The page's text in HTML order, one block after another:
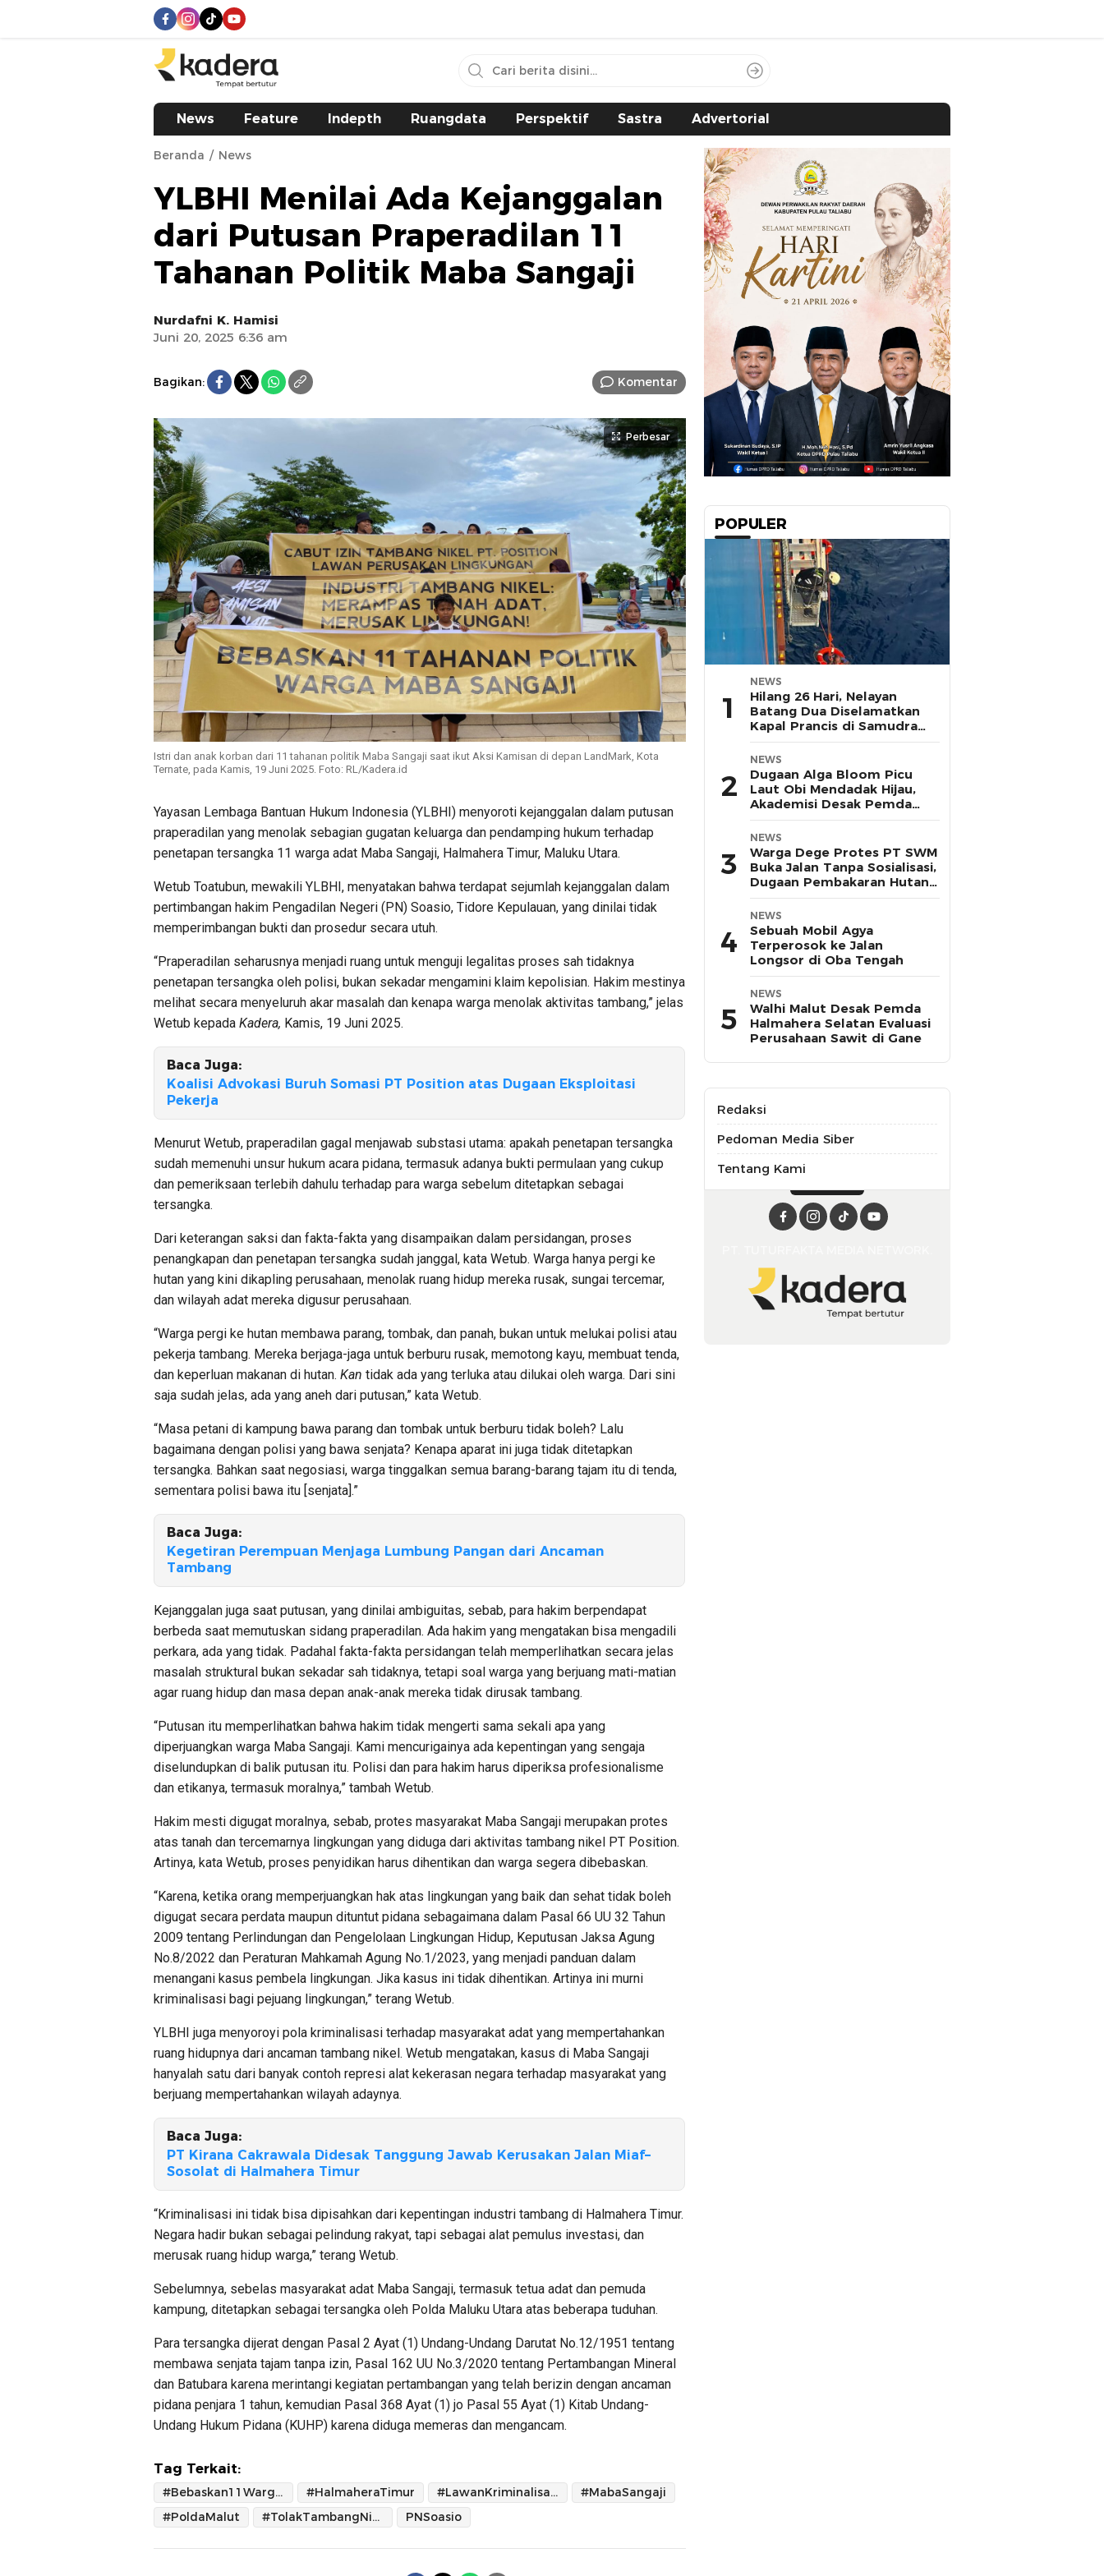
kadera.id
Tempat bertutur
News Feature Indepth Ruangdata Perspektif Sastra Advertorial
Beranda News
YLBHI Menilai Ada Kejanggalan
dari Putusan Praperadilan 11
Tahanan Politik Maba Sangaji
Nurdafni K. Hamisi
Juni 20, 2025 6:36 am
Bagikan: Komentar
Perbesar
Istri dan anak korban dari 11 tahanan politik Maba Sangaji saat ikut Aksi Kamisan di depan LandMark, Kota
Ternate, pada Kamis, 19 Juni 2025. Foto: RL/Kadera.id
Yayasan Lembaga Bantuan Hukum Indonesia (YLBHI) menyoroti kejanggalan dalam putusan
praperadilan yang menolak sebagian gugatan keluarga dan pendamping hukum terhadap
penetapan tersangka 11 warga adat Maba Sangaji, Halmahera Timur, Maluku Utara.
Wetub Toatubun, mewakili YLBHI, menyatakan bahwa terdapat sejumlah kejanggalan dalam
pertimbangan hakim Pengadilan Negeri (PN) Soasio, Tidore Kepulauan, yang dinilai tidak
memperimbangan bukti dan prosedur secara utuh.
“Praperadilan seharusnya menjadi ruang untuk menguji legalitas proses sah tidaknya
penetapan tersangka oleh polisi, bukan sekadar mengamini klaim kepolisian. Hakim mestinya
melihat secara menyeluruh akar masalah dan kenapa warga menolak aktivitas tambang,” jelas
Wetub kepada Kadera, Kamis, 19 Juni 2025.
Baca Juga:
Koalisi Advokasi Buruh Somasi PT Position atas Dugaan Eksploitasi
Pekerja
Menurut Wetub, praperadilan gagal menjawab substasi utama: apakah penetapan tersangka
sudah memenuhi unsur hukum acara pidana, termasuk adanya bukti permulaan yang cukup
dan pemeriksaan terlebih dahulu terhadap para warga sebelum ditetapkan sebagai
tersangka.
Dari keterangan saksi dan fakta-fakta yang disampaikan dalam persidangan, proses
penangkapan dan penetapan tersangka sudah janggal, kata Wetub. Warga hanya pergi ke
hutan yang kini dikapling perusahaan, menolak ruang hidup mereka rusak, sungai tercemar,
dan wilayah adat mereka digusur perusahaan.
“Warga pergi ke hutan membawa parang, tombak, dan panah, bukan untuk melukai polisi atau
pekerja tambang. Mereka berjaga-jaga untuk berburu rusak, memotong kayu, membuat tenda,
dan keperluan makanan di hutan. Kan tidak ada yang terluka atau dilukai oleh warga. Dari sini
saja sudah jelas, ada yang aneh dari putusan,” kata Wetub.
“Masa petani di kampung bawa parang dan tombak untuk berburu tidak boleh? Lalu
bagaimana dengan polisi yang bawa senjata? Kenapa aparat ini juga tidak ditetapkan
tersangka. Bahkan saat negosiasi, warga tinggalkan semua barang-barang tajam itu di tenda,
sementara polisi bawa itu [senjata].”
Baca Juga:
Kegetiran Perempuan Menjaga Lumbung Pangan dari Ancaman
Tambang
Kejanggalan juga saat putusan, yang dinilai ambiguitas, sebab, para hakim berpendapat
berbeda saat memutuskan sidang praperadilan. Ada hakim yang mengatakan bisa mengadili
perkara, ada yang tidak. Padahal fakta-fakta persidangan telah memperlihatkan secara jelas
masalah struktural bukan sekadar sah tidaknya, tetapi soal warga yang berjuang mati-matian
agar ruang hidup dan masa depan anak-anak mereka tidak dirusak tambang.
“Putusan itu memperlihatkan bahwa hakim tidak mengerti sama sekali apa yang
diperjuangkan warga Maba Sangaji. Kami mencurigainya ada kepentingan yang sengaja
diselundupkan di balik putusan itu. Polisi dan para hakim harus diperiksa profesionalisme
dan etikanya, termasuk moralnya,” tambah Wetub.
Hakim mesti digugat moralnya, sebab, protes masyarakat Maba Sangaji merupakan protes
atas tanah dan tercemarnya lingkungan yang diduga dari aktivitas tambang nikel PT Position.
Artinya, kata Wetub, proses penyidikan harus dihentikan dan warga segera dibebaskan.
“Karena, ketika orang memperjuangkan hak atas lingkungan yang baik dan sehat tidak boleh
digugat secara perdata maupun dituntut pidana sebagaimana dalam Pasal 66 UU 32 Tahun
2009 tentang Perlindungan dan Pengelolaan Lingkungan Hidup, Keputusan Jaksa Agung
No.8/2022 dan Peraturan Mahkamah Agung No.1/2023, yang menjadi panduan dalam
menangani kasus pembela lingkungan. Jika kasus ini tidak dihentikan. Artinya ini murni
kriminalisasi bagi pejuang lingkungan,” terang Wetub.
YLBHI juga menyoroyi pola kriminalisasi terhadap masyarakat adat yang mempertahankan
ruang hidupnya dari ancaman tambang nikel. Wetub mengatakan, kasus di Maba Sangaji
hanyalah satu dari banyak contoh represi alat kekerasan negara terhadap masyarakat yang
berjuang mempertahankan wilayah adaynya.
Baca Juga:
PT Kirana Cakrawala Didesak Tanggung Jawab Kerusakan Jalan Miaf–
Sosolat di Halmahera Timur
“Kriminalisasi ini tidak bisa dipisahkan dari kepentingan industri tambang di Halmahera Timur.
Negara hadir bukan sebagai pelindung rakyat, tapi sebagai alat pemulus investasi, dan
merusak ruang hidup warga,” terang Wetub.
Sebelumnya, sebelas masyarakat adat Maba Sangaji, termasuk tetua adat dan pemuda
kampung, ditetapkan sebagai tersangka oleh Polda Maluku Utara atas beberapa tuduhan.
Para tersangka dijerat dengan Pasal 2 Ayat (1) Undang-Undang Darutat No.12/1951 tentang
membawa senjata tajam tanpa izin, Pasal 162 UU No.3/2020 tentang Pertambangan Mineral
dan Batubara karena merintangi kegiatan pertambangan yang telah berizin dengan ancaman
pidana penjara 1 tahun, kemudian Pasal 368 Ayat (1) jo Pasal 55 Ayat (1) Kitab Undang-
Undang Hukum Pidana (KUHP) karena diduga memeras dan mengancam.
Tag Terkait:
#Bebaskan11WargaMabaSangaji #HalmaheraTimur #LawanKriminalisasi
#MabaSangaji
#PoldaMalut
#TolakTambangNikel PNSoasio
POPULER
1
NEWS
Hilang 26 Hari, Nelayan
Batang Dua Diselamatkan
Kapal Prancis di Samudra
Pasifik
2
NEWS
Dugaan Alga Bloom Picu
Laut Obi Mendadak Hijau,
Akademisi Desak Pemda
Halsel Uji Sampel
3
NEWS
Warga Dege Protes PT SWM
Buka Jalan Tanpa Sosialisasi,
Dugaan Pembakaran Hutan
Disorot
4
NEWS
Sebuah Mobil Agya
Terperosok ke Jalan
Longsor di Oba Tengah
5
NEWS
Walhi Malut Desak Pemda
Halmahera Selatan Evaluasi
Perusahaan Sawit di Gane
Redaksi
Pedoman Media Siber
Tentang Kami